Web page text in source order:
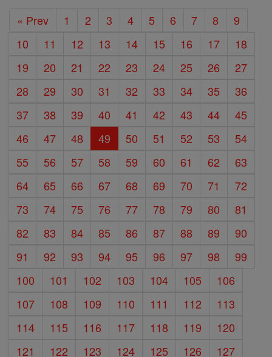
« Prev 1 2 3 4 5 6 7 8
9
10
11 12 13 14 15 16 17
18
19
20 21 22 23 24 25 26
27
28
29 30 31 32 33 34 35
36
37
38 39 40 41 42 43 44
45
46
47 48 49 50 51 52 53
54
55
56 57 58 59 60 61 62
63
64
65 66 67 68 69 70 71
72
73
74 75 76 77 78 79 80
81
82
83 84 85 86 87 88 89
90
91
92 93 94 95 96 97 98
99
100
101 102 103 104 105
106
107
108 109 110 111 112
113
114
115 116 117 118 119
120
121
122 123 124 125 126 127